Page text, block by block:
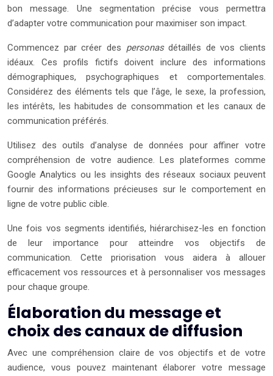
bon message. Une segmentation précise vous permettra
d’adapter votre communication pour maximiser son impact.
Commencez par créer des personasdétaillés de vos clients
idéaux. Ces profils fictifs doivent inclure des informations
démographiques, psychographiques et comportementales.
Considérez des éléments tels que l’âge, le sexe, la profession,
les intérêts, les habitudes de consommation et les canaux de
communication préférés.
Utilisez des outils d’analyse de données pour affiner votre
compréhension de votre audience. Les plateformes comme
Google Analytics ou les insights des réseaux sociaux peuvent
fournir des informations précieuses sur le comportement en
ligne de votre public cible.
Une fois vos segments identifiés, hiérarchisez-les en fonction
de leur importance pour atteindre vos objectifs de
communication. Cette priorisation vous aidera à allouer
efficacement vos ressources et à personnaliser vos messages
pour chaque groupe.
Élaboration du message et
choix des canaux de diffusion
Avec une compréhension claire de vos objectifs et de votre
audience, vous pouvez maintenant élaborer votre message